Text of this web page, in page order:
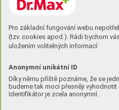
Pro základní fungování webu
(tzv. cookies apod.). Rádi bychom
uložením volitelných informací:
Anonymní unikátní ID
Díky němu příště poznáme, že se
budeme tak moci přesněji vyhodnotit
Identifikátor je zcela anonymní.